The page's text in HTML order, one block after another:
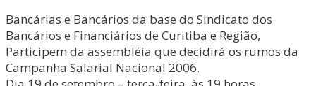
Bancárias e Bancários da base do Sindicato dos
Bancários e Financiários de Curitiba e Região,
Participem da assembléia que decidirá os rumos da
Campanha Salarial Nacional 2006.